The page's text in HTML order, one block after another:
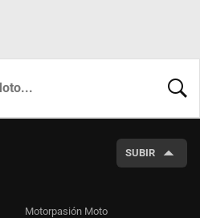
SUBIR
Motorpasión Moto